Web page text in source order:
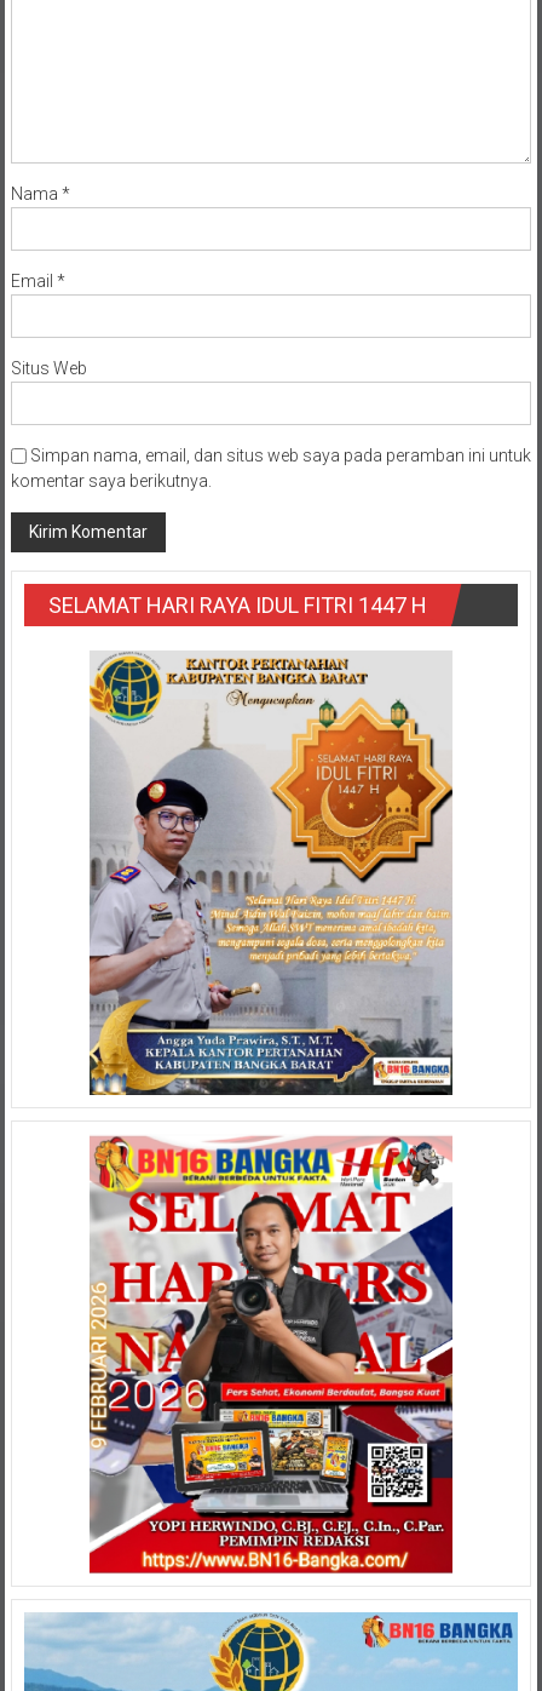
Nama *
Email *
Situs Web
Simpan nama, email, dan situs web saya pada peramban ini untuk
komentar saya berikutnya.
SELAMAT HARI RAYA IDUL FITRI 1447 H